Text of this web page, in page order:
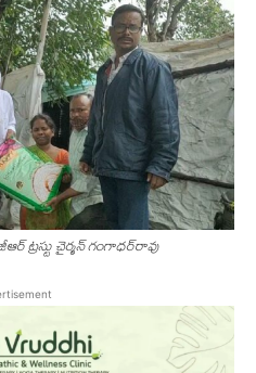
ట్ర‌స్టు చైర్మ‌న్ గంగాధ‌ర్‌రావు